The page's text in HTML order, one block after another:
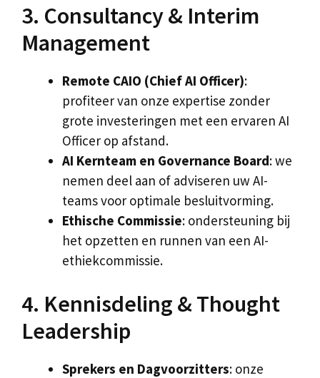
3. Consultancy & Interim
Management
Remote CAIO (Chief AI Officer):
profiteer van onze expertise zonder
grote investeringen met een ervaren AI
Officer op afstand.
AI Kernteam en Governance Board: we
nemen deel aan of adviseren uw AI-
teams voor optimale besluitvorming.
Ethische Commissie: ondersteuning bij
het opzetten en runnen van een AI-
ethiekcommissie.
4. Kennisdeling & Thought
Leadership
Sprekers en Dagvoorzitters: onze